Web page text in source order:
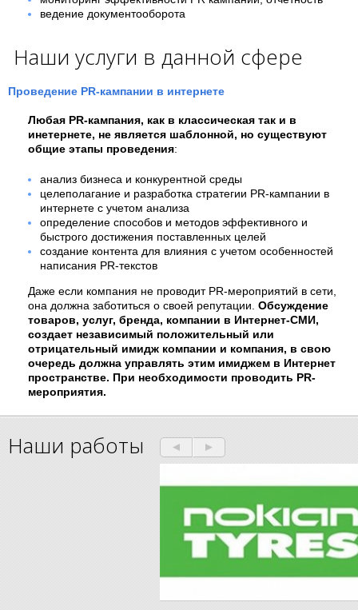
ведение документооборота
Наши услуги в данной сфере
Проведение PR-кампании в интернете
Любая PR-кампания, как в классическая так и в
инетернете, не является шаблонной, но существуют
общие этапы проведения:
анализ бизнеса и конкурентной среды
целеполагание и разработка стратегии PR-кампании в
интернете с учетом анализа
определение способов и методов эффективного и
быстрого достижения поставленных целей
создание контента для влияния с учетом особенностей
написания PR-текстов
Даже если компания не проводит PR-мероприятий в сети,
она должна заботиться о своей репутации. Обсуждение
товаров, услуг, бренда, компании в Интернет-СМИ,
создает независимый положительный или
отрицательный имидж компании и компания, в свою
очередь должна управлять этим имиджем в Интернет
пространстве. При необходимости проводить PR-
мероприятия.
Наши работы